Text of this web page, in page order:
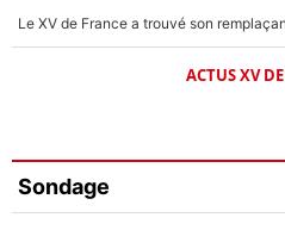
ACTUS XV
Sondage